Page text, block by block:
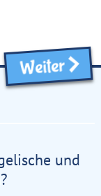
Weiter
und